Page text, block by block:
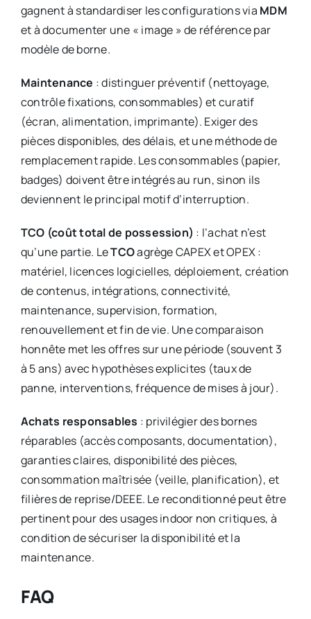
gagnent à standardiser les configurations via MDM
et à documenter une « image » de référence par
modèle de borne.
Maintenance : distinguer préventif (nettoyage,
contrôle fixations, consommables) et curatif
(écran, alimentation, imprimante). Exiger des
pièces disponibles, des délais, et une méthode de
remplacement rapide. Les consommables (papier,
badges) doivent être intégrés au run, sinon ils
deviennent le principal motif d’interruption.
TCO (coût total de possession) : l’achat n’est
qu’une partie. LeTCOagrège CAPEX et OPEX :
matériel, licences logicielles, déploiement, création
de contenus, intégrations, connectivité,
maintenance, supervision, formation,
renouvellement et fin de vie. Une comparaison
honnête met les offres sur une période (souvent 3
à 5 ans) avec hypothèses explicites (taux de
panne, interventions, fréquence de mises à jour).
Achats responsables : privilégier des bornes
réparables (accès composants, documentation),
garanties claires, disponibilité des pièces,
consommation maîtrisée (veille, planification), et
filières de reprise/DEEE. Le reconditionné peut être
pertinent pour des usages indoor non critiques, à
condition de sécuriser la disponibilité et la
maintenance.
FAQ